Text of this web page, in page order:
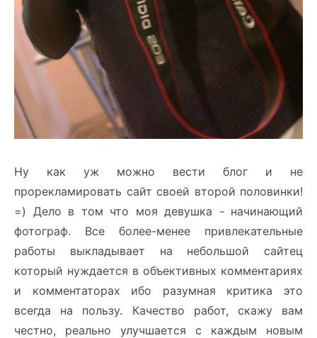
Ну как уж можно вести блог и не
прорекламировать сайт своей второй половинки!
=) Дело в том что моя девушка - начинающий
фотограф. Все более-менее привлекательные
работы выкладывает на небольшой сайтец
который нуждается в объективных комментариях
и комментаторах ибо разумная критика это
всегда на пользу. Качество работ, скажу вам
честно, реально улучшается с каждым новым